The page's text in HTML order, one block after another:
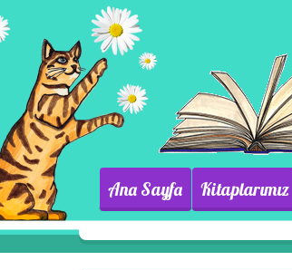
Ana Sayfa Kitaplarımız